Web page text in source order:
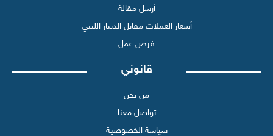
أرسل مقالة
أسعار العملات مقابل الدينار الليبي
فرص عمل
قانوني
من نحن
تواصل معنا
سياسة الخصوصية